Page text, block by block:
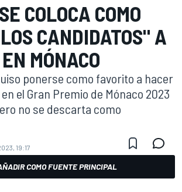
COLOCA COMO
CANDIDATOS" A
MÓNACO
ponerse como favorito a hacer
el Gran Premio de Mónaco 2023
no se descarta como
19:17
COMO FUENTE PRINCIPAL